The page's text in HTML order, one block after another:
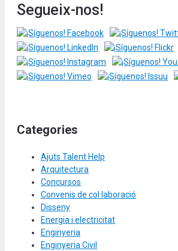
Segueix-nos!
Categories
Ajuts Talent Help
Arquitectura
Concursos
Convenis de col·laboració
Disseny
Energia i electricitat
Enginyeria
Enginyeria Civil